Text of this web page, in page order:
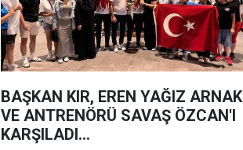
BAŞKAN KIR, EREN YAĞIZ ARNAK
VE ANTRENÖRÜ SAVAŞ ÖZCAN'I
KARŞILADI...